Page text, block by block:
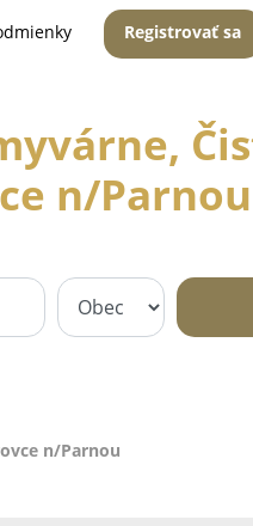
Registrovať sa
n/Parnou
n/Parnou